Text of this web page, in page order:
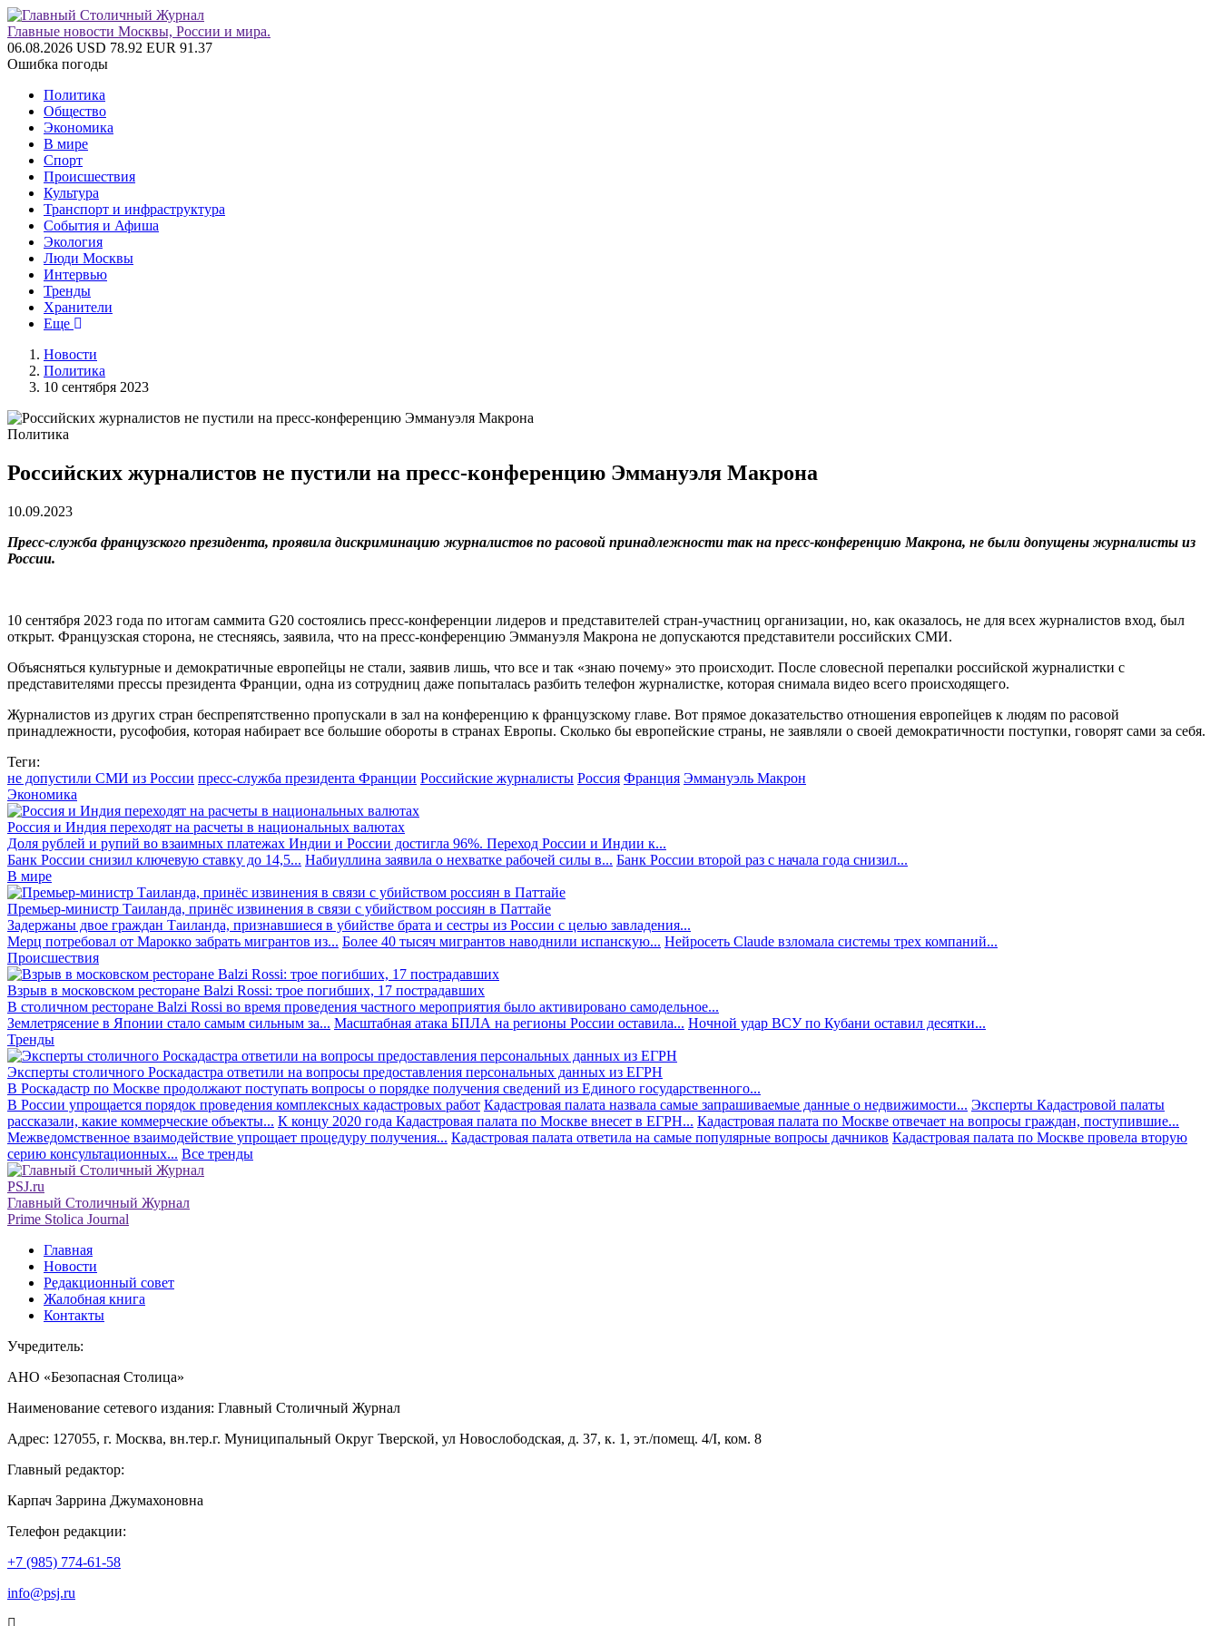
Главные новости Москвы, России и мира.
06.08.2026 USD 78.92 EUR 91.37
Ошибка погоды
Политика
Общество
Экономика
В мире
Спорт
Происшествия
Культура
Транспорт и инфраструктура
События и Афиша
Экология
Люди Москвы
Интервью
Тренды
Хранители
Еще
Новости
Политика
10 сентября 2023
Политика
Российских журналистов не пустили на пресс-конференцию Эммануэля Макрона
10.09.2023
Пресс-служба французского президента, проявила дискриминацию журналистов по расовой принадлежности так на пресс-конференцию Макрона, не были допущены журналисты из
России.
10 сентября 2023 года по итогам саммита G20 состоялись пресс-конференции лидеров и представителей стран-участниц организации, но, как оказалось, не для всех журналистов вход, был
открыт. Французская сторона, не стесняясь, заявила, что на пресс-конференцию Эммануэля Макрона не допускаются представители российских СМИ.
Объясняться культурные и демократичные европейцы не стали, заявив лишь, что все и так «знаю почему» это происходит. После словесной перепалки российской журналистки с
представителями прессы президента Франции, одна из сотрудниц даже попыталась разбить телефон журналистке, которая снимала видео всего происходящего.
Журналистов из других стран беспрепятственно пропускали в зал на конференцию к французскому главе. Вот прямое доказательство отношения европейцев к людям по расовой
принадлежности, русофобия, которая набирает все большие обороты в странах Европы. Сколько бы европейские страны, не заявляли о своей демократичности поступки, говорят сами за себя.
Теги:
не допустили СМИ из России пресс-служба президента Франции Российские журналисты Россия Франция Эммануэль Макрон
Экономика
Россия и Индия переходят на расчеты в национальных валютах
Доля рублей и рупий во взаимных платежах Индии и России достигла 96%. Переход России и Индии к...
Банк России снизил ключевую ставку до 14,5... Набиуллина заявила о нехватке рабочей силы в... Банк России второй раз с начала года снизил...
В мире
Премьер-министр Таиланда, принёс извинения в связи с убийством россиян в Паттайе
Задержаны двое граждан Таиланда, признавшиеся в убийстве брата и сестры из России с целью завладения...
Мерц потребовал от Марокко забрать мигрантов из... Более 40 тысяч мигрантов наводнили испанскую... Нейросеть Claude взломала системы трех компаний...
Происшествия
Взрыв в московском ресторане Balzi Rossi: трое погибших, 17 пострадавших
В столичном ресторане Balzi Rossi во время проведения частного мероприятия было активировано самодельное...
Землетрясение в Японии стало самым сильным за... Масштабная атака БПЛА на регионы России оставила... Ночной удар ВСУ по Кубани оставил десятки...
Тренды
Эксперты столичного Роскадастра ответили на вопросы предоставления персональных данных из ЕГРН
В Роскадастр по Москве продолжают поступать вопросы о порядке получения сведений из Единого государственного...
В России упрощается порядок проведения комплексных кадастровых работ Кадастровая палата назвала самые запрашиваемые данные о недвижимости... Эксперты Кадастровой палаты
рассказали, какие коммерческие объекты... К концу 2020 года Кадастровая палата по Москве внесет в ЕГРН... Кадастровая палата по Москве отвечает на вопросы граждан, поступившие...
Межведомственное взаимодействие упрощает процедуру получения... Кадастровая палата ответила на самые популярные вопросы дачников Кадастровая палата по Москве провела вторую
серию консультационных... Все тренды
PSJ.ru
Главный Столичный Журнал
Prime Stolica Journal
Главная
Новости
Редакционный совет
Жалобная книга
Контакты
Учредитель:
АНО «Безопасная Столица»
Наименование сетевого издания: Главный Столичный Журнал
Адрес: 127055, г. Москва, вн.тер.г. Муниципальный Округ Тверской, ул Новослободская, д. 37, к. 1, эт./помещ. 4/I, ком. 8
Главный редактор:
Карпач Заррина Джумахоновна
Телефон редакции:
+7 (985) 774-61-58
info@psj.ru